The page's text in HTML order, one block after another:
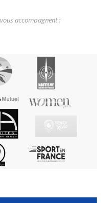
accompagnent :